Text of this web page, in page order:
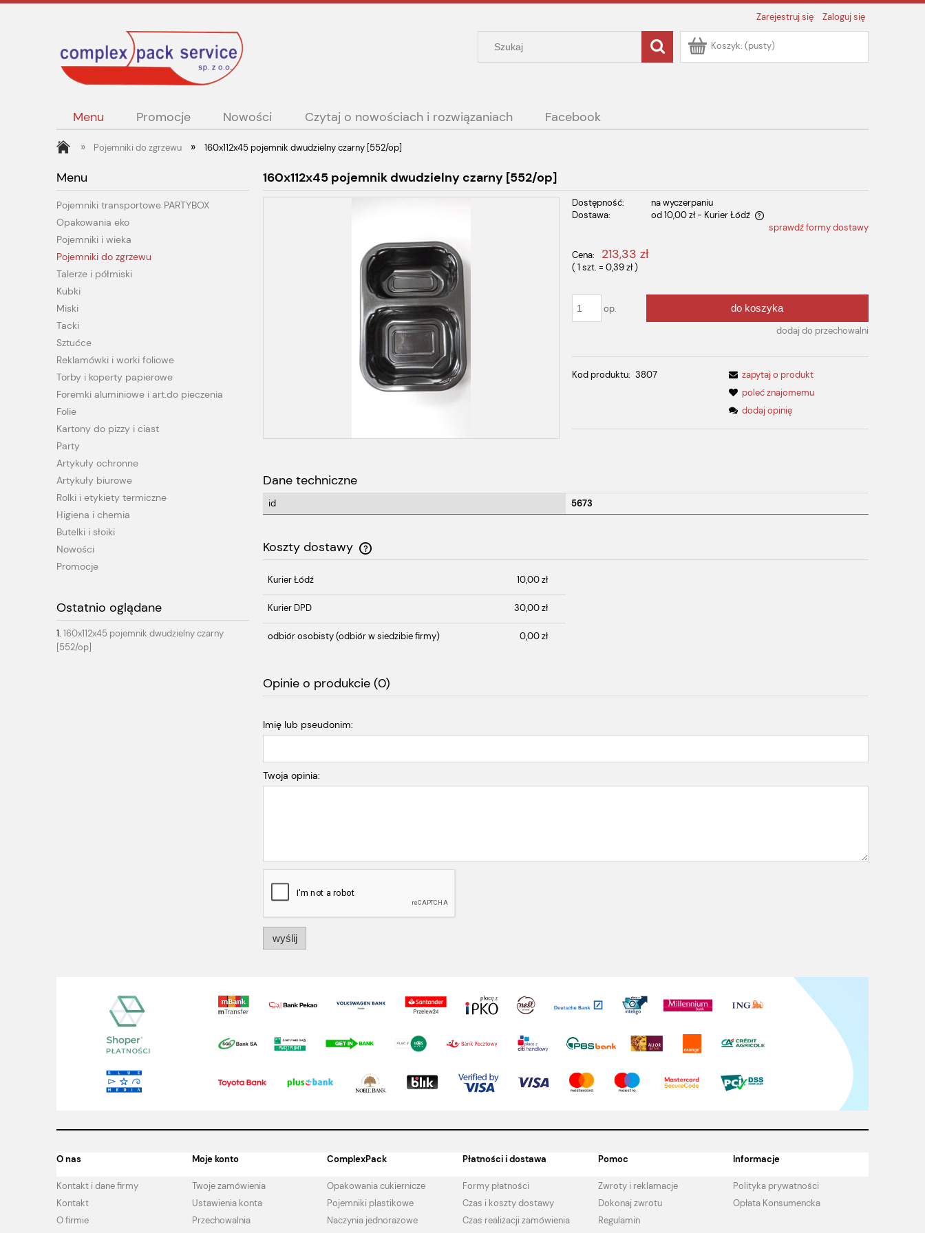
Zarejestruj się Zaloguj się
Koszyk: (pusty)
Menu Promocje Nowości Czytaj o nowościach i rozwiązaniach Facebook
» Pojemniki do zgrzewu » 160x112x45 pojemnik dwudzielny czarny [552/op]
Menu
Pojemniki transportowe PARTYBOX
Opakowania eko
Pojemniki i wieka
Pojemniki do zgrzewu
Talerze i półmiski
Kubki
Miski
Tacki
Sztućce
Reklamówki i worki foliowe
Torby i koperty papierowe
Foremki aluminiowe i art.do pieczenia
Folie
Kartony do pizzy i ciast
Party
Artykuły ochronne
Artykuły biurowe
Rolki i etykiety termiczne
Higiena i chemia
Butelki i słoiki
Nowości
Promocje
Ostatnio oglądane
160x112x45 pojemnik dwudzielny czarny
[552/op]
160x112x45 pojemnik dwudzielny czarny [552/op]
Dostępność:
na wyczerpaniu
Dostawa:
od 10,00 zł - Kurier Łódź
płatności
sprawdź formy dostawy
Cena: 213,33 zł
( 1szt. =0,39 zł)
op.
do koszyka
dodaj do przechowalni
Kod produktu: 3807
zapytaj o produkt
poleć znajomemu
dodaj opinię
Dane techniczne
id 5673
Koszty dostawy
Cena nie zawiera ewentualnych kosztów
płatności
Kurier Łódź 10,00 zł
Kurier DPD 30,00 zł
odbiór osobisty(odbiór w siedzibie firmy) 0,00 zł
Opinie o produkcie (0)
Imię lub pseudonim:
Twoja opinia:
wyślij
O nas
Kontakt i dane firmy
Kontakt
O firmie
Moje konto
Twoje zamówienia
Ustawienia konta
Przechowalnia
ComplexPack
Opakowania cukiernicze
Pojemniki plastikowe
Naczynia jednorazowe
Płatności i dostawa
Formy płatności
Czas i koszty dostawy
Czas realizacji zamówienia
Pomoc
Zwroty i reklamacje
Dokonaj zwrotu
Regulamin
Informacje
Polityka prywatności
Opłata Konsumencka